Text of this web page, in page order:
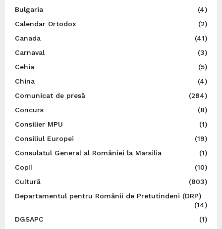
Bulgaria
(4)
Calendar Ortodox
(2)
Canada
(41)
Carnaval
(3)
Cehia
(5)
China
(4)
Comunicat de presă
(284)
Concurs
(8)
Consilier MPU
(1)
Consiliul Europei
(19)
Consulatul General al României la Marsilia
(1)
Copii
(10)
Cultură
(803)
Departamentul pentru Românii de Pretutindeni (DRP)
(14)
DGSAPC
(1)